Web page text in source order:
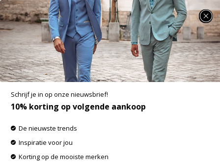
SUMMER SALE: 25% t/m 50% korting op heel veel zomerse items!
Producten getagd met SS23
-60% op de gehele OUTLET!
Filters Sorteren op:
Schrijf je in op onze nieuwsbrief!
10% korting op volgende aankoop
De nieuwste trends
Inspiratie voor jou
Korting op de mooiste merken